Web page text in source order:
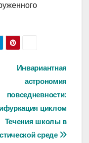
Инвариантная
астрономия
повседневности:
циклом
Течения школы в
среде